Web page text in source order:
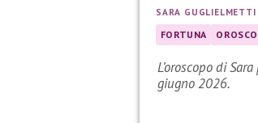
SARA GUGLIELMETTI
FORTUNA
L’oroscopo di
giugno 2026.